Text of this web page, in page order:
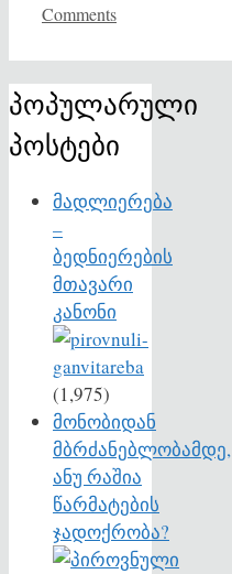
Comments
პოპულარული
პოსტები
მადლიერება
–
ბედნიერების
მთავარი
კანონი
(1,975)
მონობიდან
მბრძანებლობამდე,
ანუ რაშია
წარმატების
ჯადოქრობა?